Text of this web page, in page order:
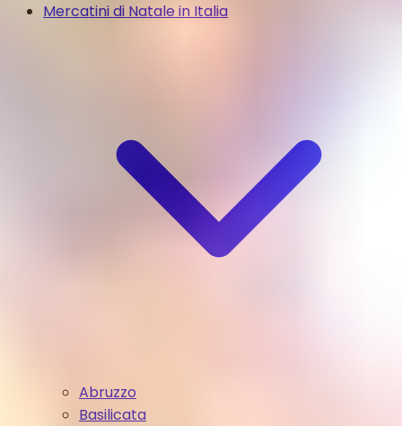
Mercatini di Natale in Italia
Abruzzo
Basilicata